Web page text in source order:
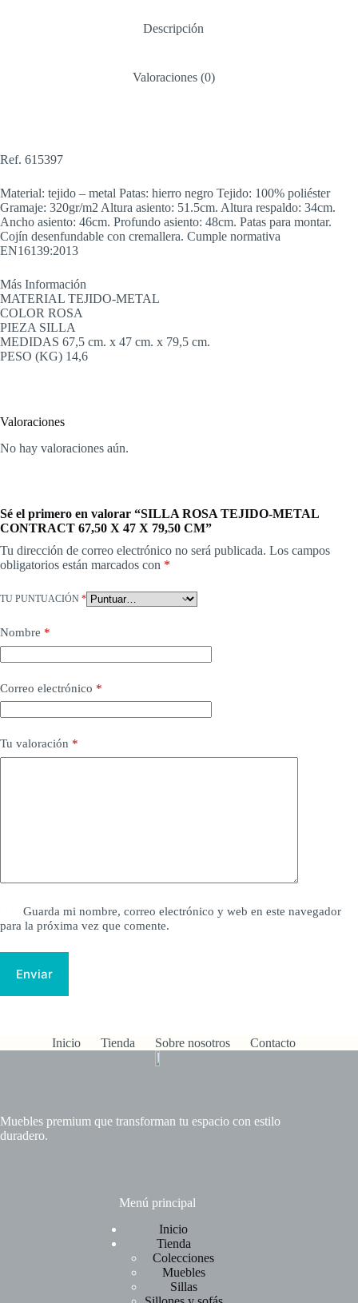
Descripción
Valoraciones (0)
Ref. 615397
Material: tejido – metal Patas: hierro negro Tejido: 100% poliéster
Gramaje: 320gr/m2 Altura asiento: 51.5cm. Altura respaldo: 34cm.
Ancho asiento: 46cm. Profundo asiento: 48cm. Patas para montar.
Cojín desenfundable con cremallera. Cumple normativa
EN16139:2013
Más Información
MATERIAL TEJIDO-METAL
COLOR ROSA
PIEZA SILLA
MEDIDAS 67,5 cm. x 47 cm. x 79,5 cm.
PESO (KG) 14,6
Valoraciones
No hay valoraciones aún.
Sé el primero en valorar “SILLA ROSA TEJIDO-METAL
CONTRACT 67,50 X 47 X 79,50 CM”
Tu dirección de correo electrónico no será publicada. Los campos
obligatorios están marcados con *
TU PUNTUACIÓN *
Nombre *
Correo electrónico *
Tu valoración *
Guarda mi nombre, correo electrónico y web en este navegador
para la próxima vez que comente.
Enviar
Inicio Tienda Sobre nosotros Contacto
Muebles premium que transforman tu espacio con estilo
duradero.
Menú principal
Inicio
Tienda
Colecciones
Muebles
Sillas